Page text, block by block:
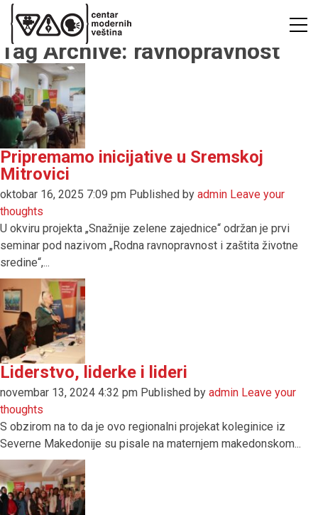
Tag Archive: ravnopravnost
Pripremamo inicijative u Sremskoj
Mitrovici
oktobar 16, 2025 7:09 pm Published by admin Leave your
thoughts
U okviru projekta „Snažnije zelene zajednice“ održan je prvi
seminar pod nazivom „Rodna ravnopravnost i zaštita životne
sredine“,...
Liderstvo, liderke i lideri
novembar 13, 2024 4:32 pm Published by admin Leave your
thoughts
S obzirom na to da je ovo regionalni projekat koleginice iz
Severne Makedonije su pisale na maternjem makedonskom...